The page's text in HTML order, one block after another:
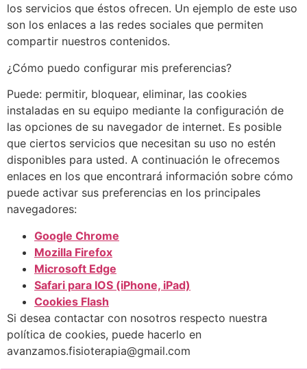
los servicios que éstos ofrecen. Un ejemplo de este uso
son los enlaces a las redes sociales que permiten
compartir nuestros contenidos.
¿Cómo puedo configurar mis preferencias?
Puede: permitir, bloquear, eliminar, las cookies
instaladas en su equipo mediante la configuración de
las opciones de su navegador de internet. Es posible
que ciertos servicios que necesitan su uso no estén
disponibles para usted. A continuación le ofrecemos
enlaces en los que encontrará información sobre cómo
puede activar sus preferencias en los principales
navegadores:
Google Chrome
Mozilla Firefox
Microsoft Edge
Safari para IOS (iPhone, iPad)
Cookies Flash
Si desea contactar con nosotros respecto nuestra
política de cookies, puede hacerlo en
avanzamos.fisioterapia@gmail.com